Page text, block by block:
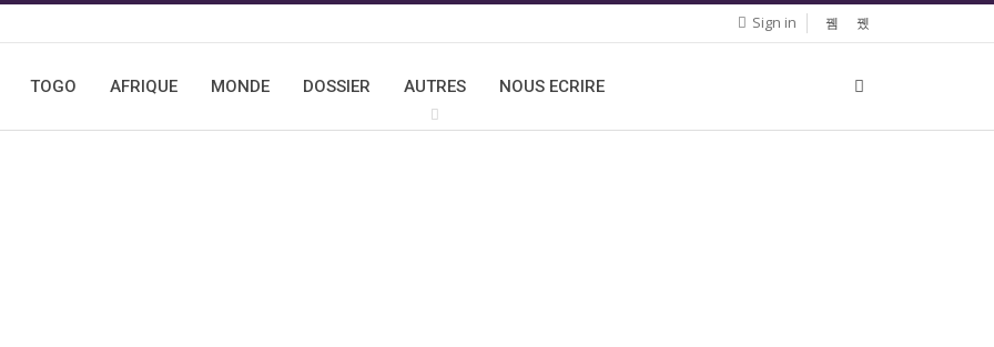
Sign in
TOGO AFRIQUE MONDE DOSSIER AUTRES NOUS ECRIRE